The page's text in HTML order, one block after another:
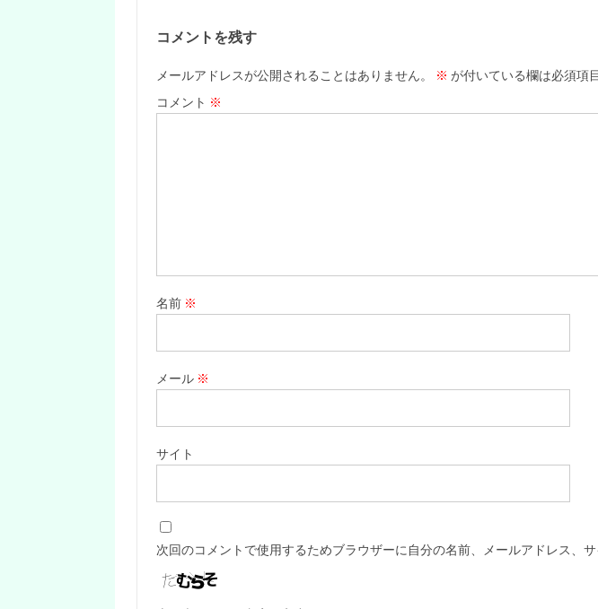
コメントを残す
メールアドレスが公開されることはありません。 ※ が付いている欄は必須項
コメント ※
名前 ※
メール ※
サイト
次回のコメントで使用するためブラウザーに自分の名前、メールアドレス、サ